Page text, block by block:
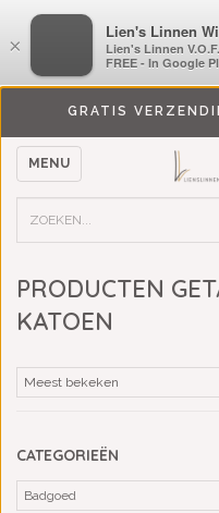
GRATIS
MENU
PRODUCTEN
KATOEN
CATEGORIEËN
×
Lien's Linnen V.O.F.
FREE - In Google
×
Lien's Linnen
Lien's Linnen V.O.F.
FREE - In Google